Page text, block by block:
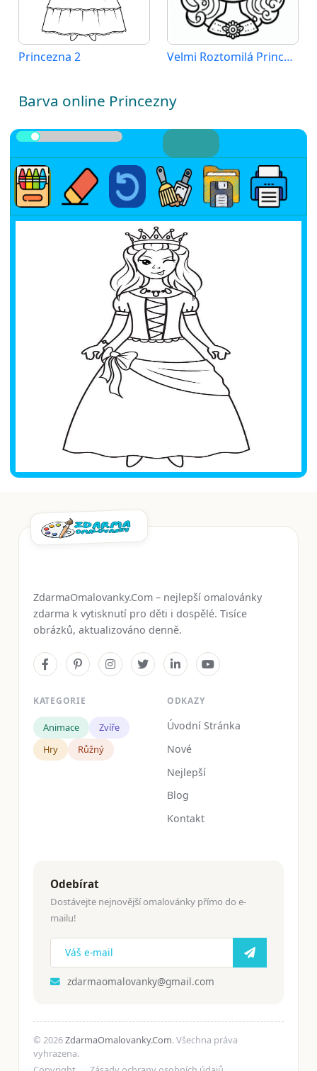
Princezna 2 Velmi Roztomilá Princezna
Barva online Princezny
ZdarmaOmalovanky.Com – nejlepší omalovánky
zdarma k vytisknutí pro děti i dospělé. Tisíce
obrázků, aktualizováno denně.
KATEGORIE
Animace
Zvíře
Hry
Růžný
ODKAZY
Úvodní Stránka
Nové
Nejlepší
Blog
Kontakt
Odebírat
Dostávejte nejnovější omalovánky přímo do e-
mailu!
zdarmaomalovanky@gmail.com
© 2026ZdarmaOmalovanky.Com. Všechna práva
vyhrazena.